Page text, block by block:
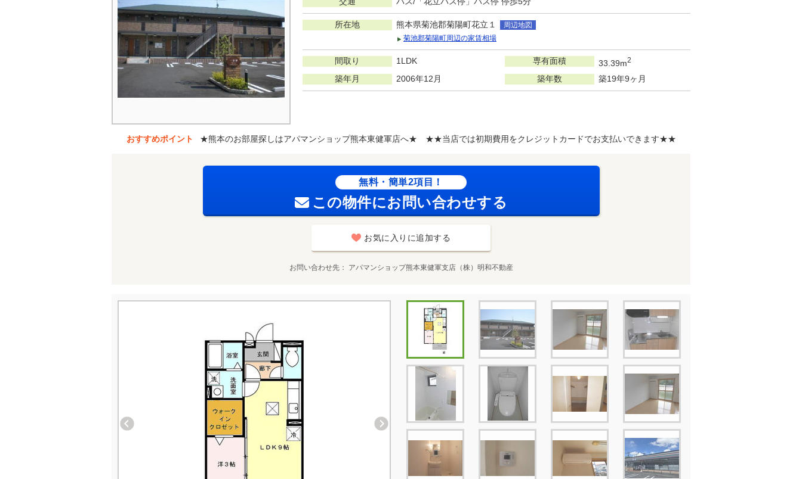
所在地 熊本県菊池郡菊陽町花立１
周辺地図
菊池郡菊陽町周辺の家賃相場
間取り 1LDK 専有面積 33.39m2
築年月 2006年12月 築年数 築19年9ヶ月
おすすめポイント ★熊本のお部屋探しはアパマンショップ熊本東健軍店へ★ ★★当店では初期費用をクレジットカードでお支払いできます★★
無料・簡単2項目！
この物件にお問い合わせする
お気に入りに追加する
お問い合わせ先 アパマンショップ熊本東健軍支店（株）明和不動産